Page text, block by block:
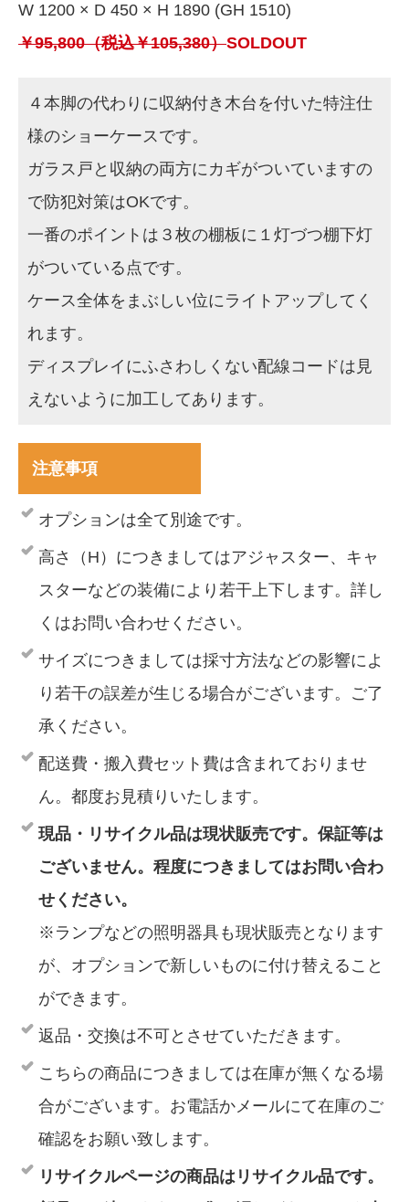
W 1200 × D 450 × H 1890 (GH 1510)
￥95,800（税込￥105,380）SOLDOUT
４本脚の代わりに収納付き木台を付いた特注仕
様のショーケースです。
ガラス戸と収納の両方にカギがついていますの
で防犯対策はOKです。
一番のポイントは３枚の棚板に１灯づつ棚下灯
がついている点です。
ケース全体をまぶしい位にライトアップしてく
れます。
ディスプレイにふさわしくない配線コードは見
えないように加工してあります。
注意事項
オプションは全て別途です。
高さ（H）につきましてはアジャスター、キャ
スターなどの装備により若干上下します。詳し
くはお問い合わせください。
サイズにつきましては採寸方法などの影響によ
り若干の誤差が生じる場合がございます。ご了
承ください。
配送費・搬入費セット費は含まれておりませ
ん。都度お見積りいたします。
現品・リサイクル品は現状販売です。保証等は
ございません。程度につきましてはお問い合わ
せください。
※ランプなどの照明器具も現状販売となります
が、オプションで新しいものに付け替えること
ができます。
返品・交換は不可とさせていただきます。
こちらの商品につきましては在庫が無くなる場
合がございます。お電話かメールにて在庫のご
確認をお願い致します。
リサイクルページの商品はリサイクル品です。